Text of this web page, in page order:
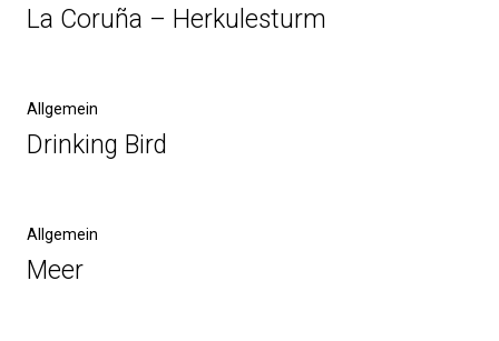
La Coruña – Herkulesturm
Allgemein
Drinking Bird
Allgemein
Meer